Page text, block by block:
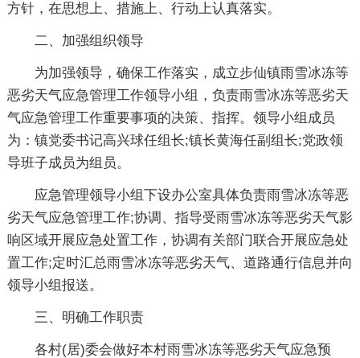
方针，在思想上、措施上、行动上认真落实。
二、加强组织领导
为加强领导，确保工作落实，成立步仙镇雨雪冰冻等
恶劣天气应急管理工作领导小组，负责雨雪冰冻等恶劣天
气应急管理工作重要事项的决策、指挥。领导小组成员
为：镇党委书记高兴球任组长;镇长黄海任副组长;党政领
导班子成员为组员。
应急管理领导小组下设办公室具体负责雨雪冰冻等恶
劣天气应急管理工作;协调、指导受雨雪冰冻等恶劣天气影
响区域开展应急处置工作，协调有关部门联合开展应急处
置工作;定时汇总雨雪冰冻等恶劣天气、道路通行信息并向
领导小组报送。
三、明确工作职责
各村(居)委会做好本村雨雪冰冻等恶劣天气应急预